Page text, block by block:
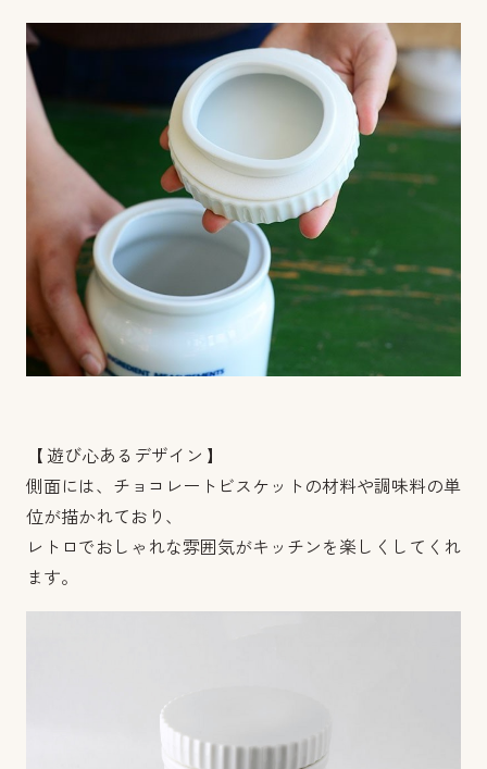
【 遊び心あるデザイン 】
側面には、チョコレートビスケットの材料や調味料の単
位が描かれており、
レトロでおしゃれな雰囲気がキッチンを楽しくしてくれ
ます。